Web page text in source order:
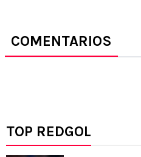
COMENTARIOS
TOP REDGOL